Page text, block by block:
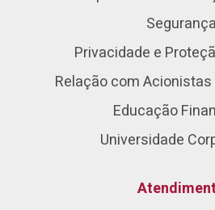
Segurança
Privacidade e
Relação com
Educação
Universidade